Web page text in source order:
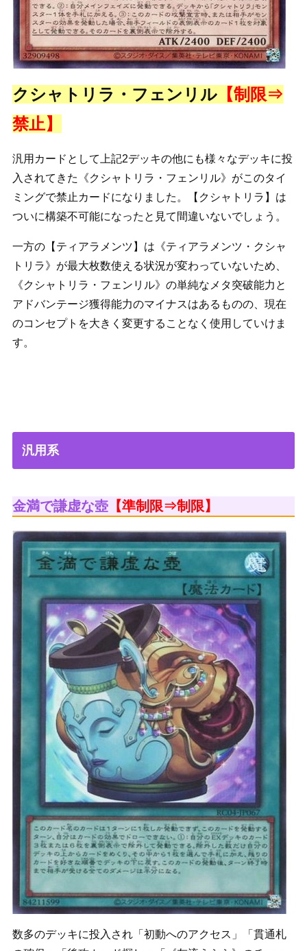
クシャトリラ・フェンリル【制限⇒
禁止】
汎用カードとして上記2デッキの他にも様々なデッキに投
入されてきた《クシャトリラ・フェンリル》がこのタイ
ミングで禁止カードになりました。【クシャトリラ】は
ついに構築不可能になったと見て間違いないでしょう。
一方の【ティアラメンツ】は《ティアラメンツ・クシャ
トリラ》が最大枚数使える状況が変わっていないため、
《クシャトリラ・フェンリル》の単純なメタ突破能力と
アドバンテージ獲得能力のマイナスはあるものの、現在
のコンセプトを大きく変更することなく使用していけま
す。
汎用系
金満で謙虚な壺【準制限⇒制限】
数多のデッキに投入され「初動へのアクセス」「貫通札